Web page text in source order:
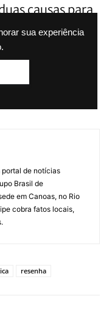
sua experiência
causas para
nas
de
na
2021.
portal de notícias
Brasil de
em Canoas, no Rio
cobra fatos locais,
resenha